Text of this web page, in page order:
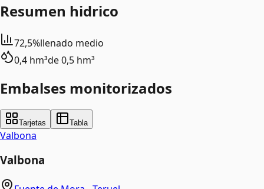
Resumen hidrico
72,5%llenado medio
0,4 hm³de0,5 hm³
Embalses monitorizados
Tarjetas Tabla
Valbona
Valbona